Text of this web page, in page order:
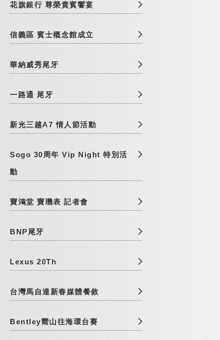
花旗銀行 尊榮貴賓饗宴
信義區 賓士概念館成立
華納威秀尾牙
一路通 尾牙
新光三越A7 情人節活動
Sogo 30周年 Vip Night 特別活
動
寶鴻堂 寶璣表 記者會
BNP尾牙
Lexus 20Th
台灣馬自達新春媒體餐敘
Bentley嚮山往海環台賽